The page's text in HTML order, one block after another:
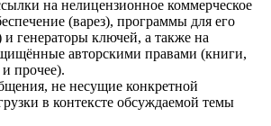
на нелицензионное коммерческое
(варез), программы для его
и генераторы ключей, а также на
авторскими правами (книги,
прочее).
не несущие конкретной
в контексте обсуждаемой темы